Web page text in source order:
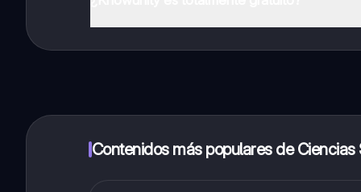
inmeditamente. Puedes ganar dinero utilizando la
Contenidos más populares de Ciencias